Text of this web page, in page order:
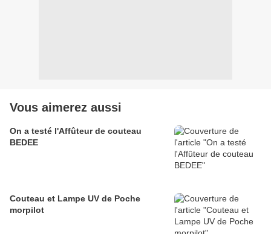
Vous aimerez aussi
On a testé l'Affûteur de couteau
BEDEE
Couteau et Lampe UV de Poche
morpilot